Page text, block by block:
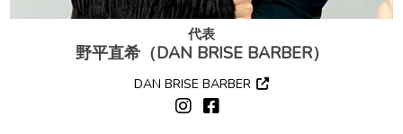
代表
野平直希（DAN BRISE BARBER）
DAN BRISE BARBER